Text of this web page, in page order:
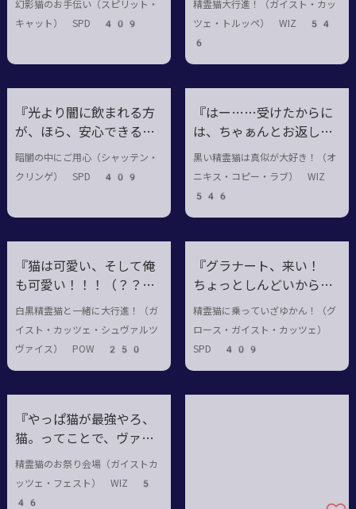
幻影猫のお手伝い（スピリット・
キャット） SPD 409
ったらええよ！！』
精霊猫大行進！（ガイスト・カッ
ツェ・トルッペ） WIZ 54
6
『光より闇に飲まれる方
が、ほら、安心できるで
しょ？』
暗闇の中にご用心（シャッテン・
クリンゲ） SPD 409
『はー……受けたからに
は、ちゃぁんとお返しせ
にゃならんよなぁ。って
ことでオニキス、頼む
わ』『ふぐるにょわー』
黒い精霊猫は真似が大好き！（オ
ニキス・コピー・ラブ） WIZ
546
『猫は可愛い、そして俺
も可愛い ！！！（？？？
）つまりは最強ってこ
とになるな！！
『『『ふぐるにょわ
白黒精霊猫と一緒に大行進！（ガ
イスト・カッツェ・シュヴァルツ
ヴァイス） POW 250
『グラナート、来い！
ちょっとしんどいから俺
の足になって走ってくれ
んか！！』『ごあぁ～～
ん』『いや声めっちゃ野
精霊猫に乗っていざゆかん！（グ
ロース・ガイスト・カッツェ）
SPD 409
『やっぱ猫が最強やろ、
猫。ってことで、ヴァニ
ー、グラナート、サフィ
ール、アメテュスト、オ
ニキス、テュルキス、ス
精霊猫のお祭り会場（ガイストカ
ッツェ・フェスト） WIZ 5
46